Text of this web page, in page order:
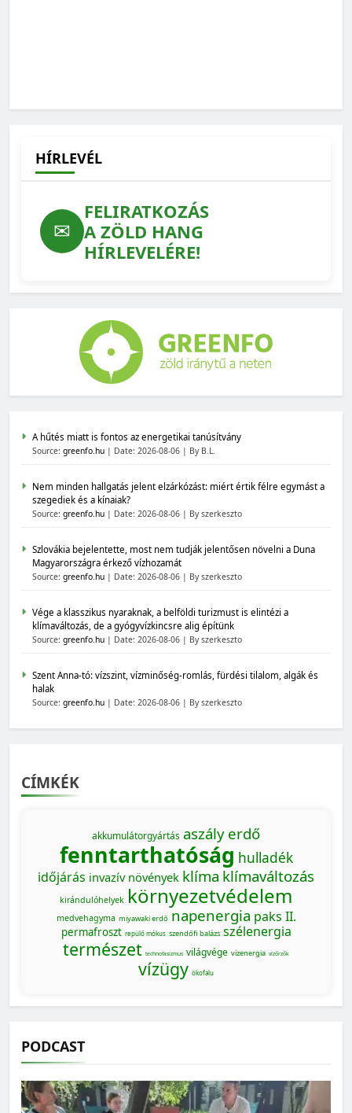
HÍRLEVÉL
✉
FELIRATKOZÁS
A ZÖLD HANG
HÍRLEVELÉRE!
A hűtés miatt is fontos az energetikai tanúsítvány
Source: greenfo.hu Date: 2026-08-06 By B.L.
Nem minden hallgatás jelent elzárkózást: miért értik félre egymást a
szegediek és a kínaiak?
Source: greenfo.hu Date: 2026-08-06 By szerkeszto
Szlovákia bejelentette, most nem tudják jelentősen növelni a Duna
Magyarországra érkező vízhozamát
Source: greenfo.hu Date: 2026-08-06 By szerkeszto
Vége a klasszikus nyaraknak, a belföldi turizmust is elintézi a
klímaváltozás, de a gyógyvízkincsre alig építünk
Source: greenfo.hu Date: 2026-08-06 By szerkeszto
Szent Anna-tó: vízszint, vízminőség-romlás, fürdési tilalom, algák és
halak
Source: greenfo.hu Date: 2026-08-06 By szerkeszto
CÍMKÉK
akkumulátorgyártás aszály erdő
fenntarthatóság hulladék
időjárás invazív növények klíma klímaváltozás
kirándulóhelyek környezetvédelem
medvehagyma miyawaki erdő napenergia paks II.
permafroszt repülő mókus szendőfi balázs szélenergia
természet technofasizmus világvége vízenergia vízőrzők
vízügy ökofalu
PODCAST